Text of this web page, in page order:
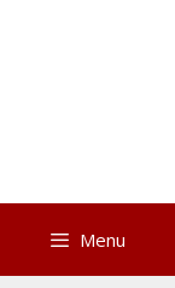
Menu